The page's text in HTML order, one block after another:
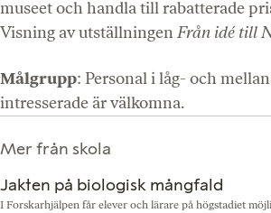
museet och handla till rabatterade
Visning av utställningenFrån idé till
Målgrupp: Personal i låg- och
intresserade är välkomna.
Mer från skola
Jakten på biologisk mångfald
I Forskarhjälpen får elever och lärare på högstadiet